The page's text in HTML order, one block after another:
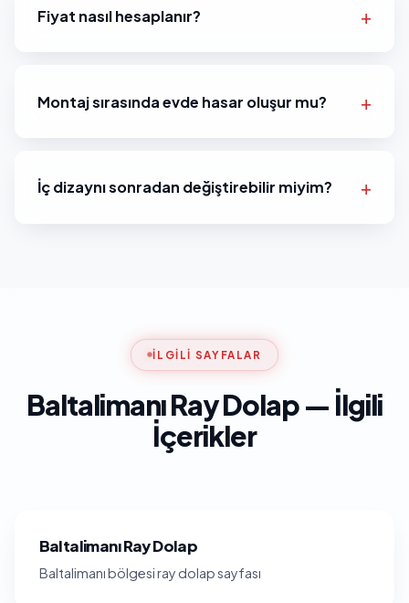
Fiyat nasıl hesaplanır?
Montaj sırasında evde hasar oluşur mu?
İç dizaynı sonradan değiştirebilir miyim?
İLGILI SAYFALAR
Baltalimanı Ray Dolap — İlgili
İçerikler
Baltalimanı Ray Dolap
Baltalimanı bölgesi ray dolap sayfası